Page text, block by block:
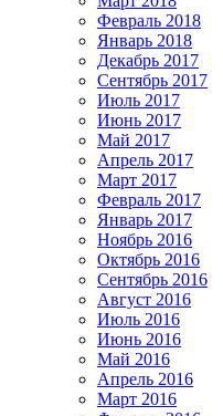
Февраль 2018
Январь 2018
Декабрь 2017
Сентябрь 2017
Июль 2017
Июнь 2017
Май 2017
Апрель 2017
Март 2017
Февраль 2017
Январь 2017
Ноябрь 2016
Октябрь 2016
Сентябрь 2016
Август 2016
Июль 2016
Июнь 2016
Май 2016
Апрель 2016
Март 2016